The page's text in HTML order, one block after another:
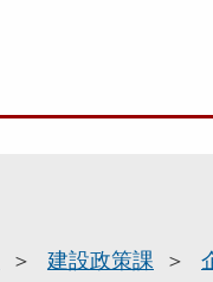
建設政策課